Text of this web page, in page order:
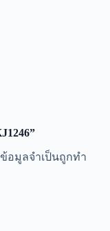
อมูลจำเป็นถูกทำ